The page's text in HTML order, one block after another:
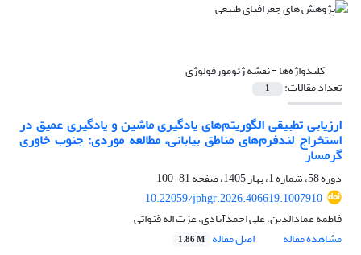
کلیدواژه‌ها =نقشه ژئومورفولوژی
تعداد مقالات: 1
ارزیابی تطبیقی الگوریتم‌های یادگیری ماشین و یادگیری عمیق در
استخراج لندفرم‌های مناطق بیابانی، مطالعه موردی: جنوب خاوری
گرمسار
دوره 58، شماره 1، بهار 1405، صفحه
81-100
10.22059/jphgr.2026.406619.1007910
فاطمه عمادالدین، علی احمدآبادی، عزت اله قنواتی
مشاهده مقاله
اصل مقاله 1.86 M